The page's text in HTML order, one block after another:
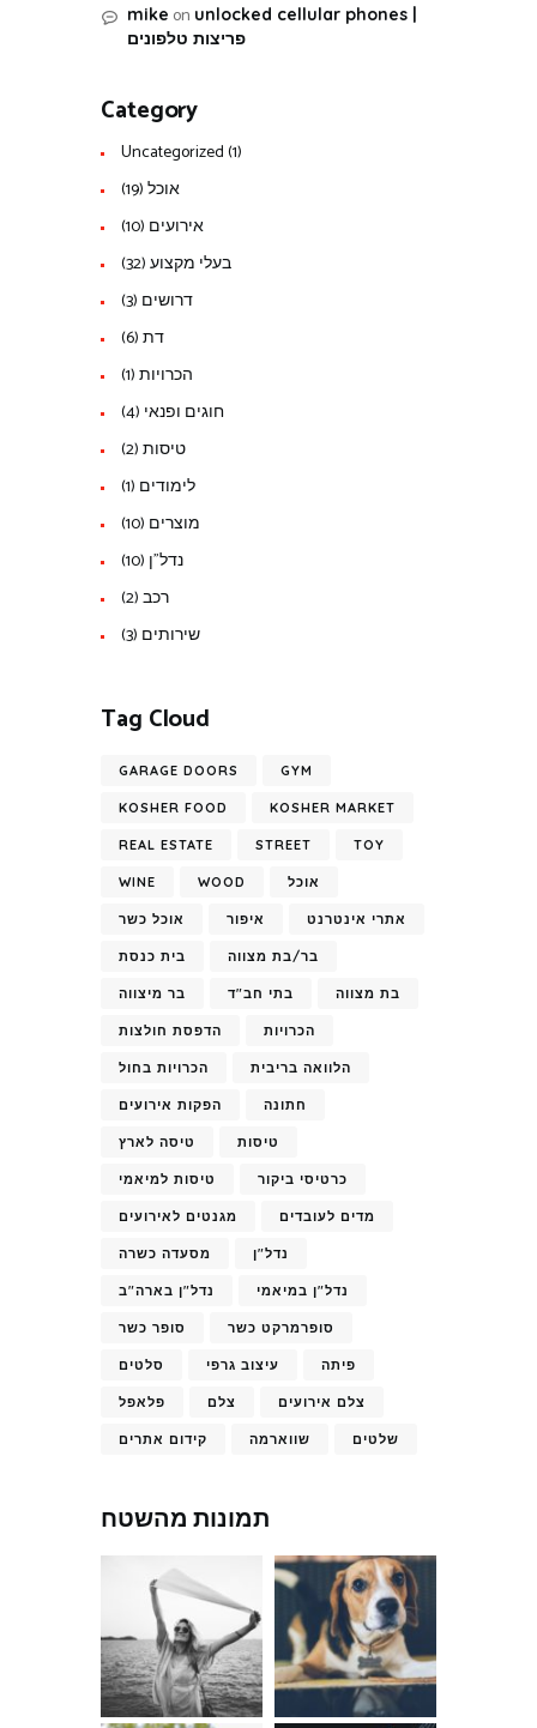
mike on unlocked cellular phones |
פריצות טלפונים
Category
Uncategorized(1)
אוכל(19)
אירועים (10)
בעלי מקצוע(32)
דרושים (3)
דת(6)
הכרויות(1)
חוגים ופנאי (4)
טיסות(2)
לימודים (1)
מוצרים (10)
נדל"ן (10)
רכב(2)
שירותים (3)
Tag Cloud
GARAGE DOORS GYM
KOSHER FOOD KOSHER MARKET
REAL ESTATE STREET TOY
WINE WOOD אוכל
אוכל כשר איפור אתרי אינטרנט
בית כנסת בר/בת מצווה
בר מיצווה בתי חב"ד בת מצווה
הדפסת חולצות הכרויות
הכרויות בחול הלוואה בריבית
הפקות אירועים חתונה
טיסה לארץ טיסות
טיסות למיאמי כרטיסי ביקור
מגנטים לאירועים מדים לעובדים
מסעדה כשרה נדל"ן
נדל"ן בארה"ב נדל"ן במיאמי
סופר כשר סופרמרקט כשר
סלטים עיצוב גרפי פיתה
פלאפל צלם צלם אירועים
קידום אתרים שווארמה שלטים
תמונות מהשטח